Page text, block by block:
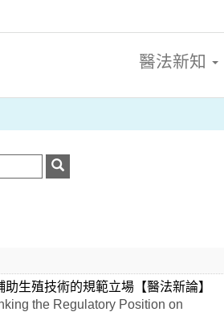
醫法新知
助生殖技術的規範立場【醫法新論】
the Regulatory Position on